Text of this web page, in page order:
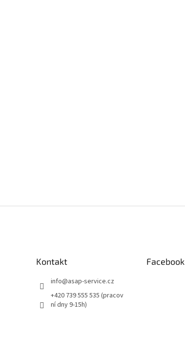
Kontakt
info@asap-service.cz
+420 739 555 535 (pracov
ní dny 9-15h)
Facebook